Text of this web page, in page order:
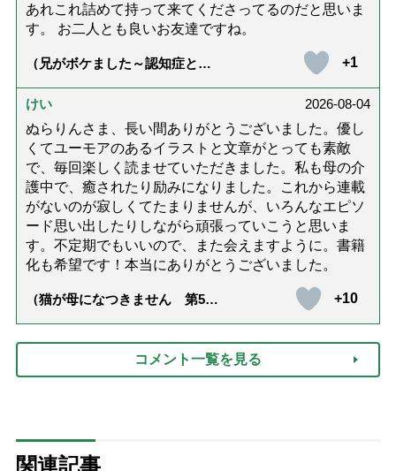
あれこれ詰めて持って来てくださってるのだと思いま
す。 お二人とも良いお友達ですね。
（兄がボケました～認知症と介
達』が届きました」）
+1
けい
2026-08-04
ぬらりんさま、長い間ありがとうございました。優し
くてユーモアのあるイラストと文章がとっても素敵
で、毎回楽しく読ませていただきました。私も母の介
護中で、癒されたり励みになりました。これから連載
がないのが寂しくてたまりませんが、いろんなエピソ
ード思い出したりしながら頑張っていこうと思いま
す。不定期でもいいので、また会えますように。書籍
化も希望です！本当にありがとうございました。
（猫が母になつきません 第500
+10
コメント一覧を見る
関連記事